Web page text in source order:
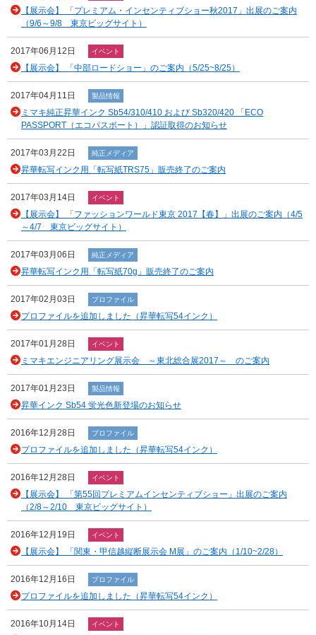
【展示会】 「プレミアム・インセンティブショー秋2017」出展のご案内
（9/6～9/8 東京ビッグサイト）
2017年06月12日 イベント
【展示会】 「中部ロードショー」のご案内（5/25~8/25）
2017年04月11日 製品情報
ミマキ純正昇華インク Sb54/310/410 および Sb320/420 「ECO
PASSPORT（エコパスポート）」認証取得のお知らせ
2017年03月22日 純正メディア
昇華転写インク用「転写紙TRS75」販売終了のご案内
2017年03月14日 イベント
【展示会】 「ファッションワールド東京 2017【春】」出展のご案内（4/5
～4/7 東京ビッグサイト）
2017年03月06日 純正メディア
昇華転写インク用「転写紙70g」販売終了のご案内
2017年02月03日 プロファイル
プロファイルを追加しました（昇華転写54インク）
2017年01月28日 イベント
ミマキエンジニアリング展示会 ～東北総合展2017～ のご案内
2017年01月23日 製品情報
昇華インク Sb54 蛍光色新登場のお知らせ
2016年12月28日 プロファイル
プロファイルを追加しました（昇華転写54インク）
2016年12月28日 イベント
【展示会】 「第55回プレミアムインセンティブショー」出展のご案内
（2/8～2/10 東京ビッグサイト）
2016年12月19日 イベント
【展示会】 「関東・甲信越縦断展示会 M展」のご案内（1/10~2/28）
2016年12月16日 プロファイル
プロファイルを追加しました（昇華転写54インク）
2016年10月14日 イベント